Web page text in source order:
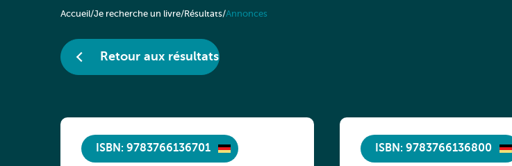
Accueil/Je recherche un livre/Résultats/Annonces
Retour aux résultats
ISBN: 9783766136701 ISBN: 9783766136800